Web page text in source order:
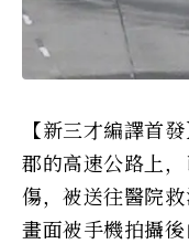
【新三才編譯首
郡的高速公路上
傷，被送往醫院
畫面被手機拍攝